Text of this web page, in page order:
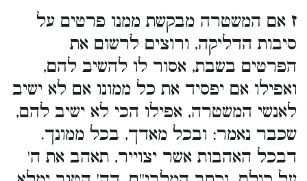
ז אם המשטרה מבקשת ממנו פרטים על
סיבות הדליקה, ורוצים לרשום את
הפרטים בשבת, אסור לו להשיב להם,
ואפילו אם יפסיד את כל ממונו אם לא ישיב
לאנשי המשטרה, אפילו הכי לא ישיב להם,
שכבר נאמר: ובכל מאדך, בכל ממונך.
דבכל האהבות אשר יצוייר, תאהב את ה'